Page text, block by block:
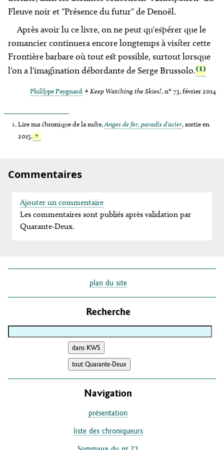
Fleuve noir et "Présence du futur" de Denoël.
Après avoir lu ce livre, on ne peut qu'espérer que le
romancier continuera encore longtemps à visiter cette
Frontière barbare où tout est possible, surtout lorsque
l'on a l'imagination débordante de Serge Brussolo.(1)
Philippe Paygnard → Keep Watching the Skies!, nº 73, février 2014
Lire ma chronique de la suite,Anges de fer, paradis d'acier, sortie en
2015. ↑
Commentaires
Ajouter un commentaire
Les commentaires sont publiés après validation par
Quarante-Deux.
plan du site
Recherche
Navigation
présentation
liste des chroniqueurs